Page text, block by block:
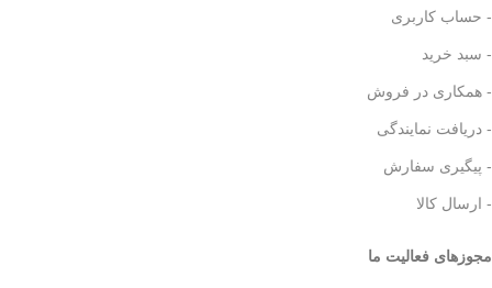
- حساب کاربری
- سبد خرید
- همکاری در فروش
- دریافت نمایندگی
- پیگیری سفارش
- ارسال کالا
مجوزهای فعالیت ما